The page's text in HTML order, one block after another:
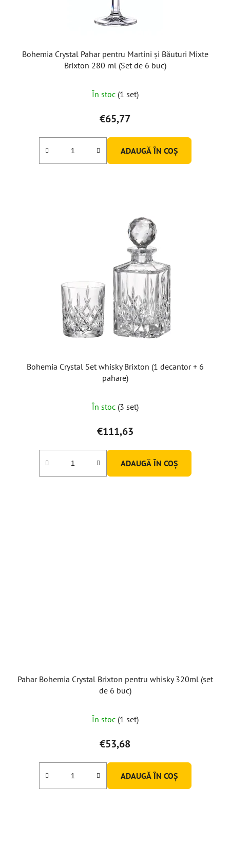
Bohemia Crystal Pahar pentru Martini și Băuturi Mixte
Brixton 280 ml (Set de 6 buc)
În stoc (1 set)
€65,77
ADAUGĂ ÎN COŞ
Bohemia Crystal Set whisky Brixton (1 decantor + 6
pahare)
În stoc (3 set)
€111,63
ADAUGĂ ÎN COŞ
Pahar Bohemia Crystal Brixton pentru whisky 320ml (set
de 6 buc)
În stoc (1 set)
€53,68
ADAUGĂ ÎN COŞ